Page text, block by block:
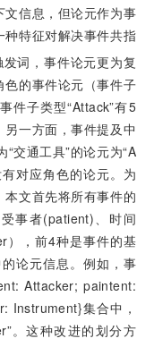
文信息，但论元作为事
特征对解决事件共指
词，事件论元更为复
的事件论元（事件子
件子类型“Attack”有5
一方面，事件提及中
交通工具”的论元为“A
对应角色的论元。为
文首先将所有事件的
事者(patient)、时间
），前4种是事件的基
论元信息。例如，事
Attacker; paintent:
Instrument}集合中，
。这种改进的划分方